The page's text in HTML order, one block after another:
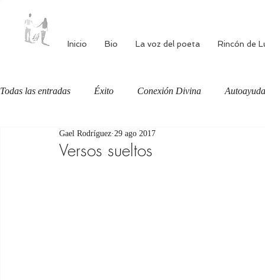
Inicio Bio La voz del poeta Rincón de
Todas las entradas Éxito Conexión Divina Autoayuda
Autoestima Alimentación consciente
Versos sueltos
Gael Rodríguez 29 ago 2017